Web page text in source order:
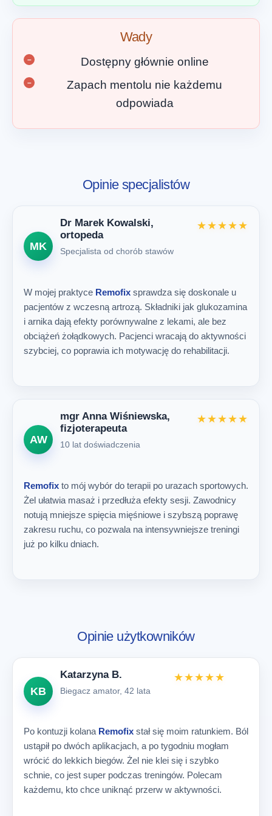
Wady
Dostępny głównie online
Zapach mentolu nie każdemu
odpowiada
Opinie specjalistów
MK
Dr Marek Kowalski,
ortopeda
Specjalista od chorób stawów
★★★★★
W mojej praktyce Remofix sprawdza się doskonale u
pacjentów z wczesną artrozą. Składniki jak glukozamina
i arnika dają efekty porównywalne z lekami, ale bez
obciążeń żołądkowych. Pacjenci wracają do aktywności
szybciej, co poprawia ich motywację do rehabilitacji.
AW
mgr Anna Wiśniewska,
fizjoterapeuta
10 lat doświadczenia
★★★★★
Remofix to mój wybór do terapii po urazach sportowych.
Żel ułatwia masaż i przedłuża efekty sesji. Zawodnicy
notują mniejsze spięcia mięśniowe i szybszą poprawę
zakresu ruchu, co pozwala na intensywniejsze treningi
już po kilku dniach.
Opinie użytkowników
KB
Katarzyna B.
Biegacz amator, 42 lata
★★★★★
Po kontuzji kolana Remofix stał się moim ratunkiem. Ból
ustąpił po dwóch aplikacjach, a po tygodniu mogłam
wrócić do lekkich biegów. Żel nie klei się i szybko
schnie, co jest super podczas treningów. Polecam
każdemu, kto chce uniknąć przerw w aktywności.